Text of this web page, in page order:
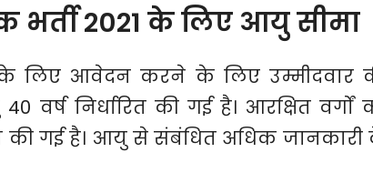
भर्ती 2021 के लिए आयु सीमा
के लिए आवेदन करने के लिए उम्मीदवार
निर्धारित की गई है। आरक्षित वर्गों
गई है। आयु से संबंधित अधिक